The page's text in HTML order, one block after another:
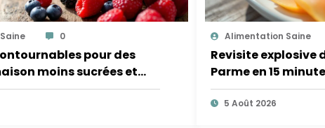
0
pour des
moins sucrées et
Alimentation Saine
Revisite explosive
Parme en 15
5 Août 2026